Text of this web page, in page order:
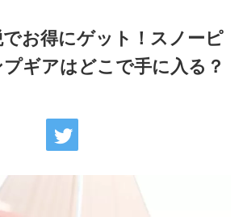
お得にゲット！スノーピ
ギアはどこで手に入る？